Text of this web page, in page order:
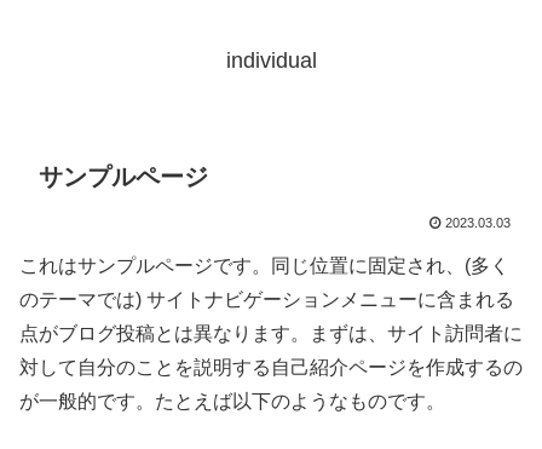
individual
サンプルページ
2023.03.03
これはサンプルページです。同じ位置に固定され、(多く
のテーマでは) サイトナビゲーションメニューに含まれる
点がブログ投稿とは異なります。まずは、サイト訪問者に
対して自分のことを説明する自己紹介ページを作成するの
が一般的です。たとえば以下のようなものです。